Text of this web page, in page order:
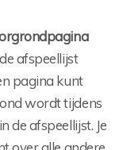
afspeellijst
pagina kunt
wordt tijdens
de afspeellijst. Je